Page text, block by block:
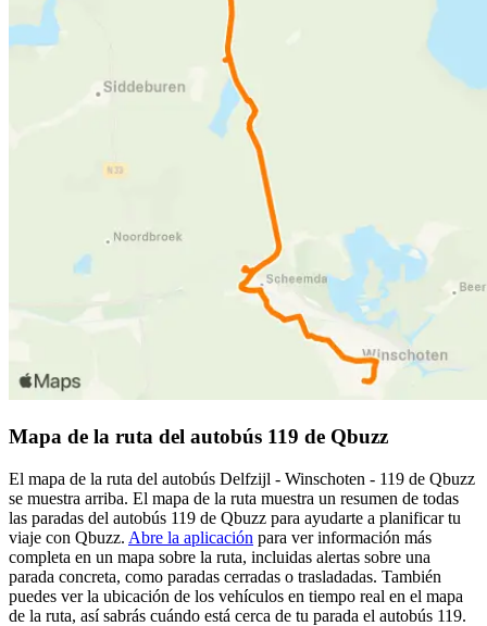
Mapa de la ruta del autobús 119 de Qbuzz
El mapa de la ruta del autobús Delfzijl - Winschoten - 119 de Qbuzz
se muestra arriba. El mapa de la ruta muestra un resumen de todas
las paradas del autobús 119 de Qbuzz para ayudarte a planificar tu
viaje con Qbuzz. Abre la aplicación para ver información más
completa en un mapa sobre la ruta, incluidas alertas sobre una
parada concreta, como paradas cerradas o trasladadas. También
puedes ver la ubicación de los vehículos en tiempo real en el mapa
de la ruta, así sabrás cuándo está cerca de tu parada el autobús 119.